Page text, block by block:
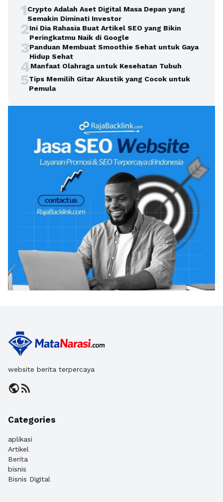
1Crypto Adalah Aset Digital Masa Depan yang
Semakin Diminati Investor
2Ini Dia Rahasia Buat Artikel SEO yang Bikin
Peringkatmu Naik di Google
3Panduan Membuat Smoothie Sehat untuk Gaya
Hidup Sehat
4Manfaat Olahraga untuk Kesehatan Tubuh
5Tips Memilih Gitar Akustik yang Cocok untuk
Pemula
website berita terpercaya
publicrss_feed
Categories
aplikasi
Artikel
Berita
bisnis
Bisnis Digital